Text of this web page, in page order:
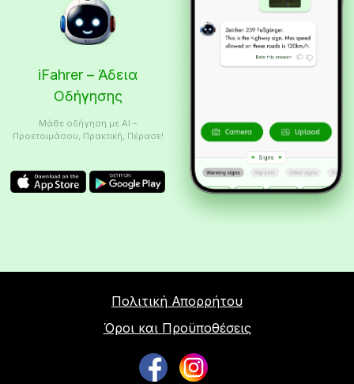
iFahrer – Άδεια
Οδήγησης
Μάθε οδήγηση με AI –
Προετοιμάσου, Πρακτική, Πέρασε!
Πολιτική Απορρήτου
Όροι και Προϋποθέσεις